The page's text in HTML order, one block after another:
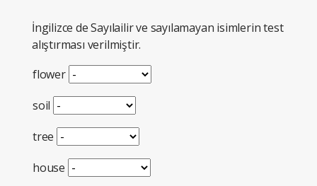
İngilizce de Sayılailir ve sayılamayan isimlerin test
alıştırması verilmiştir.
flower
soil
tree
house